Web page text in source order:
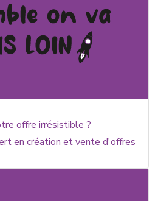
offre irrésistible ?
en création et vente d'offres